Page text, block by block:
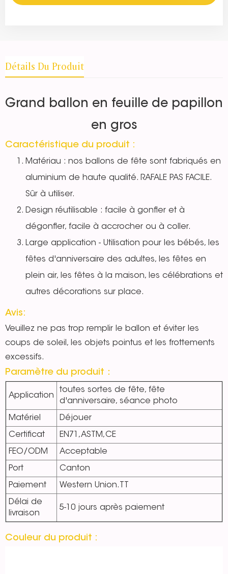
Détails Du Produit
Grand ballon en feuille de papillon
en gros
Caractéristique du produit :
Matériau : nos ballons de fête sont fabriqués en
aluminium de haute qualité. RAFALE PAS FACILE.
Sûr à utiliser.
Design réutilisable : facile à gonfler et à
dégonfler, facile à accrocher ou à coller.
Large application - Utilisation pour les bébés, les
fêtes d'anniversaire des adultes, les fêtes en
plein air, les fêtes à la maison, les célébrations et
autres décorations sur place.
Avis:
Veuillez ne pas trop remplir le ballon et éviter les
coups de soleil, les objets pointus et les frottements
excessifs.
Paramètre du produit：
Application
toutes sortes de fête, fête
d'anniversaire, séance photo
Matériel Déjouer
Certificat EN71,ASTM,CE
FEO/ODM Acceptable
Port Canton
Paiement Western Union.TT
Délai de
livraison
5-10 jours après paiement
Couleur du produit :